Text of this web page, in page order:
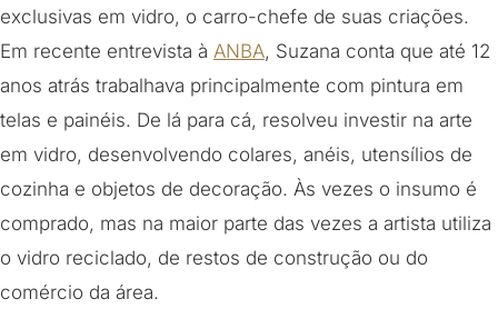
exclusivas em vidro, o carro-chefe de suas criações.
Em recente entrevista à ANBA, Suzana conta que até 12
anos atrás trabalhava principalmente com pintura em
telas e painéis. De lá para cá, resolveu investir na arte
em vidro, desenvolvendo colares, anéis, utensílios de
cozinha e objetos de decoração. Às vezes o insumo é
comprado, mas na maior parte das vezes a artista utiliza
o vidro reciclado, de restos de construção ou do
comércio da área.